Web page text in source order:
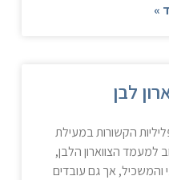
»
לבן
הקשורות במעילת
למעמד הצווארון הלבן,
והמשכיל, אך גם עובדים